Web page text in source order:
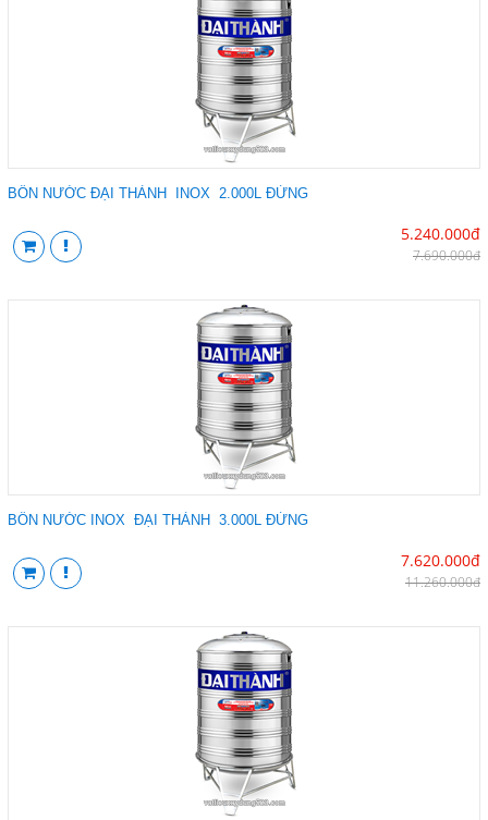
BỒN NƯỚC ĐẠI THÀNH INOX 2.000L ĐỨNG
5.240.000đ
7.690.000đ
BỒN NƯỚC INOX ĐẠI THÀNH 3.000L ĐỨNG
7.620.000đ
11.260.000đ